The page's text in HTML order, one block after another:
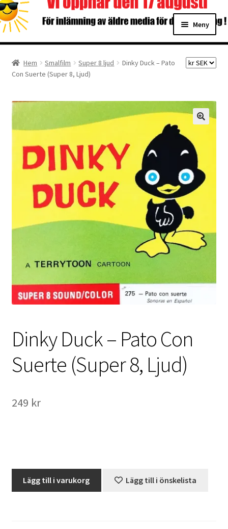
Hoppa
till
navigering
Hoppa
till
innehåll
Meny
Digitalisering
Priser
Förbättringar
Önskelista
Checkout
About the checkout
Info
Villkor
Konto
Varukorg
Direktbetalning
Projektorer – Tips & Trix
Hem Smalfilm Super 8 ljud
Dinky Duck – Pato
Con Suerte (Super 8, Ljud)
Dinky Duck – Pato Con
Suerte (Super 8, Ljud)
249 kr
Lägg till i varukorg Lägg till i önskelista